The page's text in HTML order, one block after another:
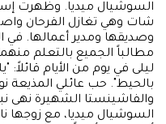
السوشيال ميديا. وظهرت
شات وهي تغازل الفرحان
وصديقها ومدير أعمالها. في
مطالباً الجميع بالتعلم
ليلى في يوم من الأيام
بالحيط". حب عائلي المذيعة
والفاشينستا الشهيرة نهى
السوشيال ميديا، مع زوجها